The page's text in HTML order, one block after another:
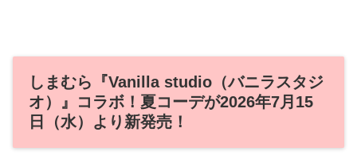
しまむら『Vanilla studio（バニラスタジ
オ）』コラボ！夏コーデが2026年7月15
日（水）より新発売！